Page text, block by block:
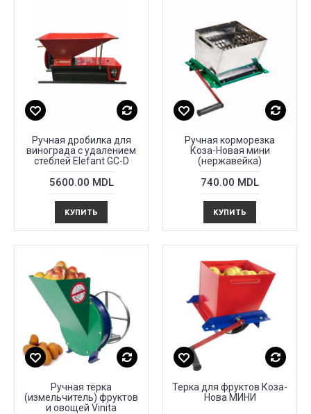
Ручная дробилка для
винограда c удалением
стеблей Elefant GC-D
5600.00 MDL
КУПИТЬ
Ручная корморезка
Коза-Новая мини
(нержавейка)
740.00 MDL
КУПИТЬ
Ручная тёрка
(измельчитель) фруктов
и овощей Vinita
Терка для фруктов Коза-
Нова МИНИ